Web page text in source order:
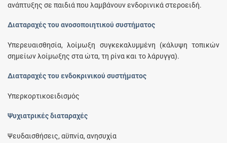
ανάπτυξης σε παιδιά που λαμβάνουν ενδορινικά στεροειδή.
Διαταραχές του ανοσοποιητικού συστήματος
Υπερευαισθησία, λοίμωξη συγκεκαλυμμένη (κάλυψη τοπικών
σημείων λοίμωξης στα ώτα, τη ρίνα και το λάρυγγα).
Διαταραχές του ενδοκρινικού συστήματος
Υπερκορτικοειδισμός
Ψυχιατρικές διαταραχές
Ψευδαισθήσεις, αϋπνία, ανησυχία